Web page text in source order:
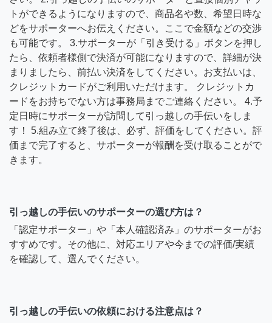
トができるようになりますので、商品名や数、希望日時な
どをサポーターへお伝えください。ここで金額などの交渉
も可能です。 3.サポーターが「引き受ける」ボタンを押し
たら、依頼者様側で決済が可能になりますので、詳細が決
まりましたら、前払い決済をしてください。お支払いは、
クレジットカードがご利用いただけます。 クレジットカ
ードをお持ちでない方は事務局までご連絡ください。 4.予
定日時にサポーターが訪問して引っ越しの手伝いをしま
す！ 5.組み立て終了後は、必ず、評価をしてください。評
価まで完了すると、サポーターが報酬を受け取ることがで
きます。
引っ越しの手伝いのサポーターの選び方は？
「認定サポーター」や「本人確認済み」のサポーターがお
すすめです。その他に、対応エリアや今までの評価/実績
を確認して、選んでください。
引っ越しの手伝いの依頼における注意点は？